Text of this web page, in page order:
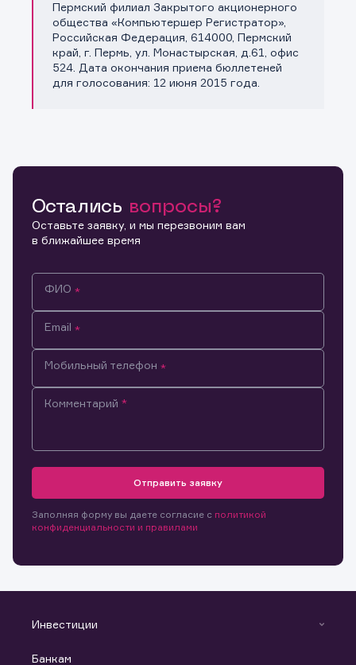
Пермский филиал Закрытого акционерного
общества «Компьютершер Регистратор»,
Российская Федерация, 614000, Пермский
край, г. Пермь, ул. Монастырская, д.61, офис
524. Дата окончания приема бюллетеней
для голосования: 12 июня 2015 года.
владеющих активами эмитента.
Настоящим подтверждаю, что обладаю всеми
необходимыми полномочиями для ознакомления с
размещенной на Интернет-ресурсе информацией и
материалами, предназначенными для лиц,
осуществляющих права по ценным бумагам. Обязуюсь
не осуществлять дальнейшее распространение
Остались вопросы?
Оставьте заявку, и мы перезвоним вам
в ближайшее время
ФИО
Email
Мобильный телефон
Комментарий
Отправить заявку
Заполняя форму вы даете согласие с политикой
конфиденциальности и правилами
Инвестиции
С чего начать
Банкам
Обращение в компанию
Спасибо! Ваше сообщение успешно отправлено. Мы
свяжемся с Вами в ближайшее время.
Обращение в компанию
Ваше обращение отправлено в компанию.
Заявка на предоставление
информации.
Спасибо! Ваша заявка успешно отправлена.